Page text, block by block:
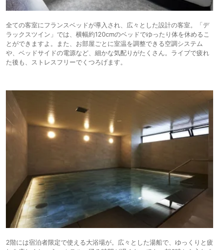
全ての客室にフランスベッドが導入され、広々とした設計の客室。「デ
ラックスツイン」では、横幅約120cmのベッドでゆったり体を休めるこ
とができますよ。また、お部屋ごとに室温を調整できる空調システム
や、ベッドサイドの電源など、細かな気配りがたくさん。ライブで疲れ
た後も、ストレスフリーでくつろげます。
2階には宿泊者限定で使える大浴場が。広々とした湯船で、ゆっくりと疲